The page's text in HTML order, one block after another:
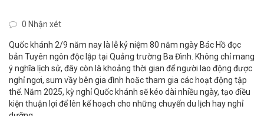
0 Nhận xét
Quốc khánh 2/9 năm nay là lễ kỷ niệm 80 năm ngày Bác Hồ đọc
bản Tuyên ngôn độc lập tại Quảng trường Ba Đình. Không chỉ mang
ý nghĩa lịch sử, đây còn là khoảng thời gian để người lao động được
nghỉ ngơi, sum vầy bên gia đình hoặc tham gia các hoạt động tập
thể. Năm 2025, kỳ nghỉ Quốc khánh sẽ kéo dài nhiều ngày, tạo điều
kiện thuận lợi để lên kế hoạch cho những chuyến du lịch hay nghỉ